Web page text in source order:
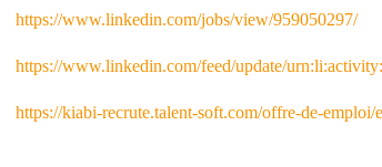
https://www.linkedin.com/jobs/view/959050297/
https://www.linkedin.com/feed/update/
https://kiabi-recrute.talent-soft.com/offre-de-